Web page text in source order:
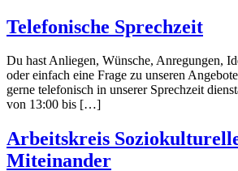
Telefonische Sprechzeit
Du hast Anliegen, Wünsche, Anregungen,
oder einfach eine Frage zu unseren
gerne telefonisch in unserer Sprechzeit
von 13:00 bis […]
Arbeitskreis
Miteinander